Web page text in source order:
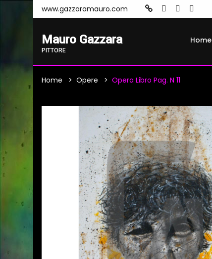
www.gazzaramauro.com
Mauro Gazzara
PITTORE
Home
Home Opere Opera Libro Pag. N 11